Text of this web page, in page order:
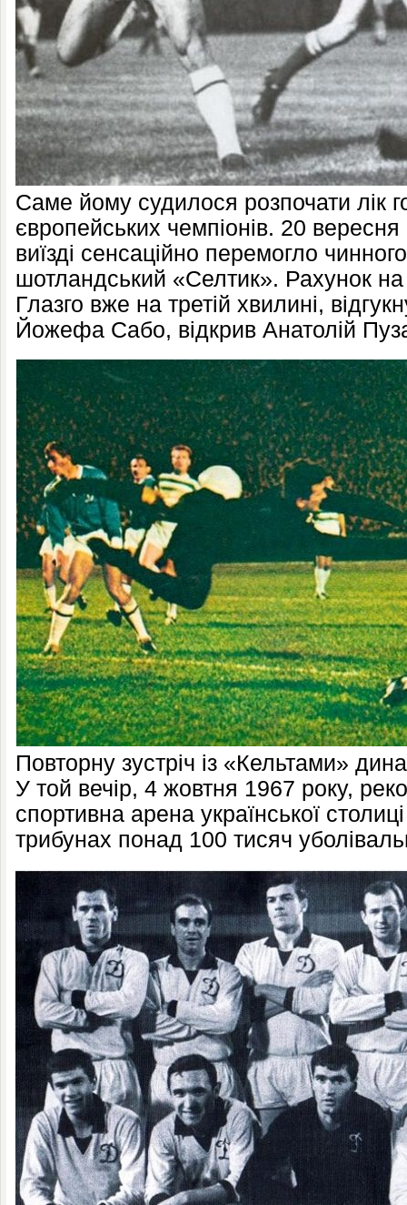
Саме йому судилося розпочати лік
європейських чемпіонів. 20
виїзді сенсаційно перемогло
шотландський «Селтик». Рахунок на
Глазго вже на третій хвилині,
Йожефа Сабо, відкрив Анатолій
Повторну зустріч із «Кельтами»
У той вечір, 4 жовтня 1967 року,
спортивна арена української
трибунах понад 100 тисяч